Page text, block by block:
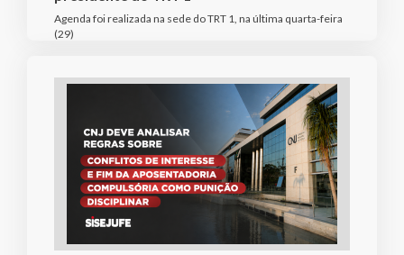
Agenda foi realizada na sede do TRT 1, na última quarta-feira
(29)